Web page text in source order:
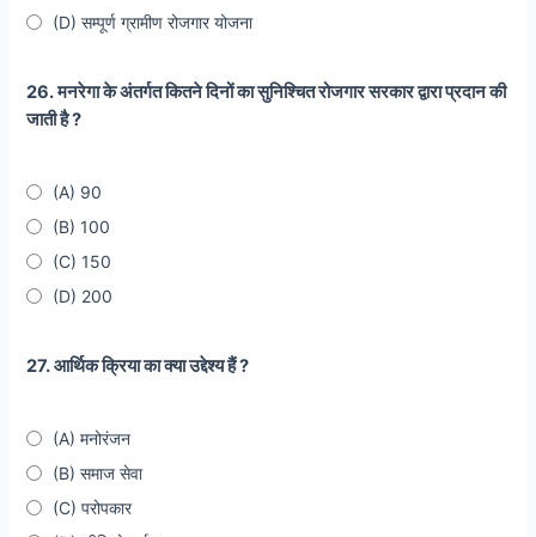
(D) सम्पूर्ण ग्रामीण रोजगार योजना
26. मनरेगा के अंतर्गत कितने दिनों का सुनिश्चित रोजगार सरकार द्वारा प्रदान की
जाती है ?
(A) 90
(B) 100
(C) 150
(D) 200
27. आर्थिक क्रिया का क्या उद्देश्य हैं ?
(A) मनोरंजन
(B) समाज सेवा
(C) परोपकार